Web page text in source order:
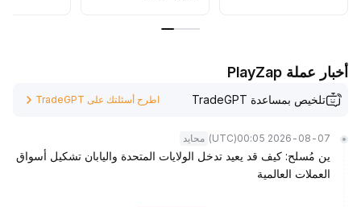
أخبار عملة PlayZap
تلخيص بمساعدة TradeGPT اطرح أسئلتك على TradeGPT
2026-08-07 00:05
(UTC) محايد
ين مُسلح: كيف قد يعيد تدخل الولايات المتحدة واليابان تشكيل أسواق
العملات العالمية